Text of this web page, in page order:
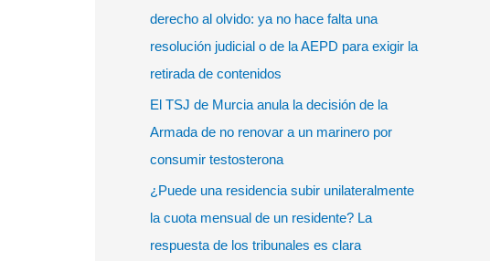
derecho al olvido: ya no hace falta una
resolución judicial o de la AEPD para exigir la
retirada de contenidos
El TSJ de Murcia anula la decisión de la
Armada de no renovar a un marinero por
consumir testosterona
¿Puede una residencia subir unilateralmente
la cuota mensual de un residente? La
respuesta de los tribunales es clara